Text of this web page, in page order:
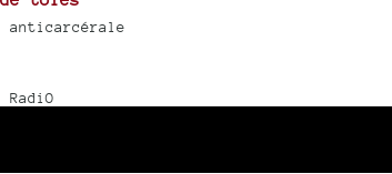
anticarcérale
RadiO
dans la nuit